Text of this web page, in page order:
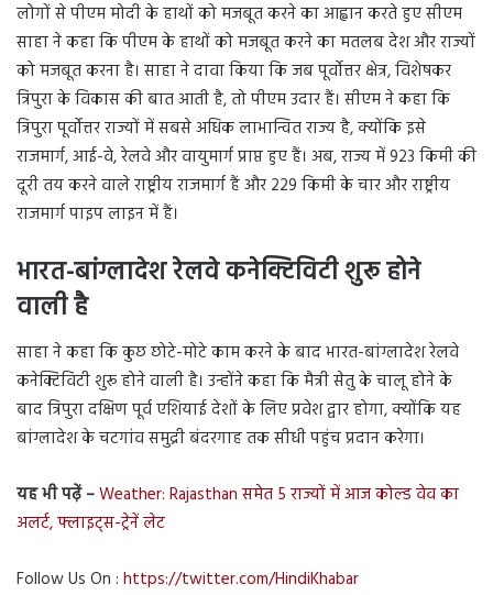
लोगों से पीएम मोदी के हाथों को मजबूत करने का आह्वान करते हुए सीएम
साहा ने कहा कि पीएम के हाथों को मजबूत करने का मतलब देश और राज्यों
को मजबूत करना है। साहा ने दावा किया कि जब पूर्वोत्तर क्षेत्र, विशेषकर
त्रिपुरा के विकास की बात आती है, तो पीएम उदार हैं। सीएम ने कहा कि
त्रिपुरा पूर्वोत्तर राज्यों में सबसे अधिक लाभान्वित राज्य है, क्योंकि इसे
राजमार्ग, आई-वे, रेलवे और वायुमार्ग प्राप्त हुए हैं। अब, राज्य में 923 किमी की
दूरी तय करने वाले राष्ट्रीय राजमार्ग हैं और 229 किमी के चार और राष्ट्रीय
राजमार्ग पाइप लाइन में हैं।
भारत-बांग्लादेश रेलवे कनेक्टिविटी शुरू होने
वाली है
साहा ने कहा कि कुछ छोटे-मोटे काम करने के बाद भारत-बांग्लादेश रेलवे
कनेक्टिविटी शुरू होने वाली है। उन्होंने कहा कि मैत्री सेतु के चालू होने के
बाद त्रिपुरा दक्षिण पूर्व एशियाई देशों के लिए प्रवेश द्वार होगा, क्योंकि यह
बांग्लादेश के चटगांव समुद्री बंदरगाह तक सीधी पहुंच प्रदान करेगा।
यह भी पढ़ें –Weather: Rajasthan समेत 5 राज्यों में आज कोल्ड वेव का
अलर्ट, फ्लाइट्स-ट्रेनें लेट
Follow Us On : https://twitter.com/HindiKhabar